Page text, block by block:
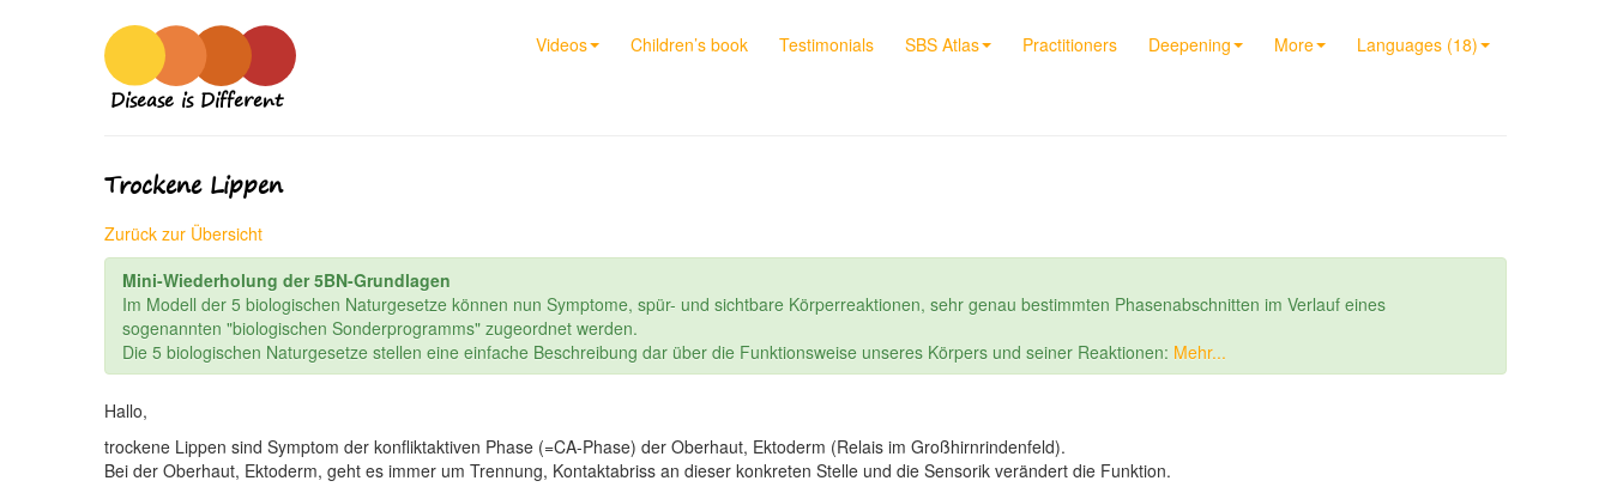
Videos Children’s book Testimonials SBS Atlas Practitioners Deepening More Languages (18)
Disease is Different
Trockene Lippen
Zurück zur Übersicht
Mini-Wiederholung der 5BN-Grundlagen
Im Modell der 5 biologischen Naturgesetze können nun Symptome, spür- und sichtbare Körperreaktionen, sehr genau bestimmten Phasenabschnitten im Verlauf eines
sogenannten "biologischen Sonderprogramms" zugeordnet werden.
Die 5 biologischen Naturgesetze stellen eine einfache Beschreibung dar über die Funktionsweise unseres Körpers und seiner Reaktionen: Mehr...
Hallo,
trockene Lippen sind Symptom der konfliktaktiven Phase (=CA-Phase) der Oberhaut, Ektoderm (Relais im Großhirnrindenfeld).
Bei der Oberhaut, Ektoderm, geht es immer um Trennung, Kontaktabriss an dieser konkreten Stelle und die Sensorik verändert die Funktion.